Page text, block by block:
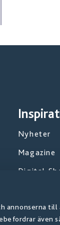
annonserna till
även
Nyheter
Magazine
Digital